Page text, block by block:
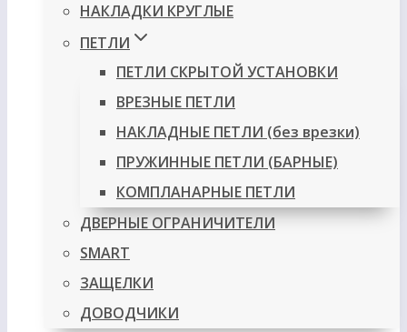
НАКЛАДКИ КРУГЛЫЕ
ПЕТЛИ
ПЕТЛИ СКРЫТОЙ УСТАНОВКИ
ВРЕЗНЫЕ ПЕТЛИ
НАКЛАДНЫЕ ПЕТЛИ (без врезки)
ПРУЖИННЫЕ ПЕТЛИ (БАРНЫЕ)
КОМПЛАНАРНЫЕ ПЕТЛИ
ДВЕРНЫЕ ОГРАНИЧИТЕЛИ
SMART
ЗАЩЕЛКИ
ДОВОДЧИКИ